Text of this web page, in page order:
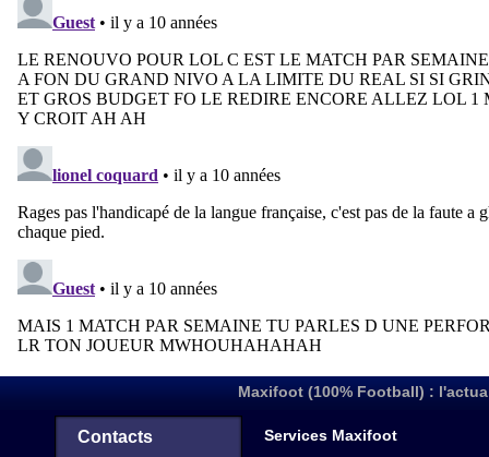
Maxifoot (100% Football) :
Contacts Services Maxifoot